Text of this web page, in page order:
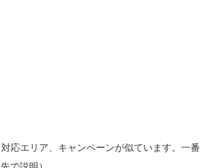
応エリア、キャンペーンが似ています。一番